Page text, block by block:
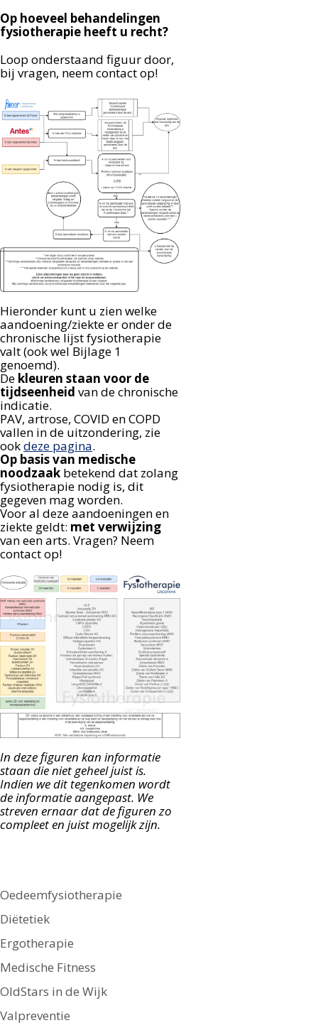
Op hoeveel behandelingen
fysiotherapie heeft u recht?
Loop onderstaand figuur door,
bij vragen, neem contact op!
Hieronder kunt u zien welke
aandoening/ziekte er onder de
chronische lijst fysiotherapie
valt (ook wel Bijlage 1
genoemd).
De kleuren staan voor de
tijdseenheid van de chronische
indicatie.
PAV, artrose, COVID en COPD
vallen in de uitzondering, zie
ookdeze pagina.
Op basis van medische
noodzaak betekend dat zolang
fysiotherapie nodig is, dit
gegeven mag worden.
Voor al deze aandoeningen en
ziekte geldt: met verwijzing
van een arts. Vragen? Neem
contact op!
In deze figuren kan informatie
staan die niet geheel juist is.
Indien we dit tegenkomen wordt
de informatie aangepast. We
streven ernaar dat de figuren zo
compleet en juist mogelijk zijn.
Oedeemfysiotherapie
Diëtetiek
Ergotherapie
Medische Fitness
OldStars in de Wijk
Valpreventie